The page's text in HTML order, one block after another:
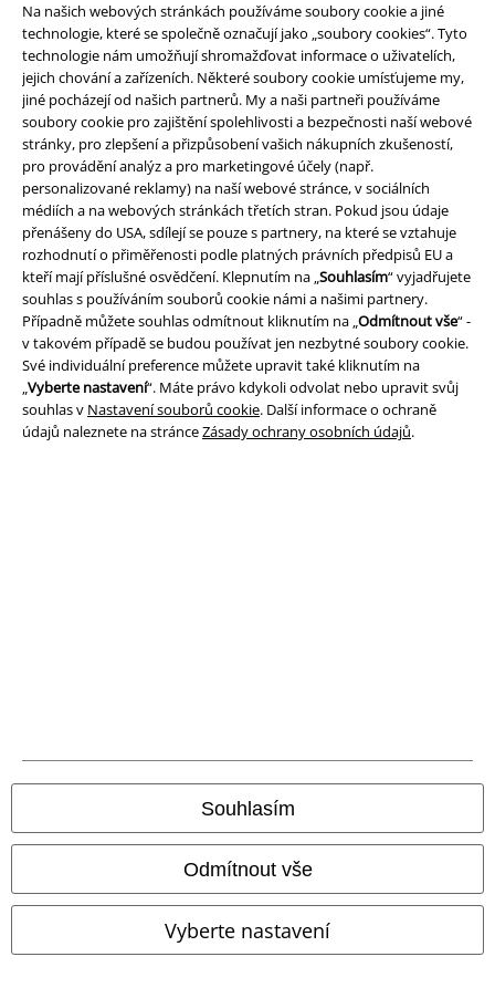
Na našich webových stránkách používáme soubory cookie a jiné
technologie, které se společně označují jako „soubory cookies“. Tyto
technologie nám umožňují shromažďovat informace o uživatelích,
jejich chování a zařízeních. Některé soubory cookie umísťujeme my,
jiné pocházejí od našich partnerů. My a naši partneři používáme
soubory cookie pro zajištění spolehlivosti a bezpečnosti naší webové
stránky, pro zlepšení a přizpůsobení vašich nákupních zkušeností,
pro provádění analýz a pro marketingové účely (např.
personalizované reklamy) na naší webové stránce, v sociálních
médiích a na webových stránkách třetích stran. Pokud jsou údaje
přenášeny do USA, sdílejí se pouze s partnery, na které se vztahuje
rozhodnutí o přiměřenosti podle platných právních předpisů EU a
kteří mají příslušné osvědčení. Klepnutím na „Souhlasím“ vyjadřujete
souhlas s používáním souborů cookie námi a našimi partnery.
Případně můžete souhlas odmítnout kliknutím na „Odmítnout vše“ -
v takovém případě se budou používat jen nezbytné soubory cookie.
Své individuální preference můžete upravit také kliknutím na
„Vyberte nastavení“. Máte právo kdykoli odvolat nebo upravit svůj
souhlas v Nastavení souborů cookie. Další informace o ochraně
údajů naleznete na stránceZásady ochrany osobních údajů.
Souhlasím
Odmítnout vše
Vyberte nastavení
Novinky Plus Size